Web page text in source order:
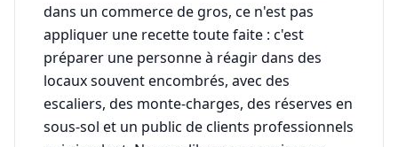
dans un commerce de gros, ce n'est pas
appliquer une recette toute faite : c'est
préparer une personne à réagir dans des
locaux souvent encombrés, avec des
escaliers, des monte-charges, des réserves en
sous-sol et un public de clients professionnels